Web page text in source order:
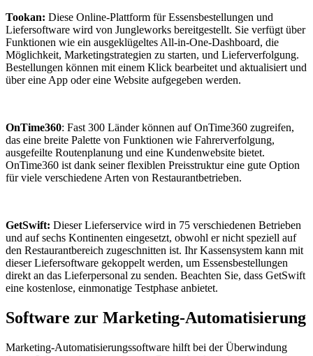
Tookan: Diese Online-Plattform für Essensbestellungen und
Liefersoftware wird von Jungleworks bereitgestellt. Sie verfügt über
Funktionen wie ein ausgeklügeltes All-in-One-Dashboard, die
Möglichkeit, Marketingstrategien zu starten, und Lieferverfolgung.
Bestellungen können mit einem Klick bearbeitet und aktualisiert und
über eine App oder eine Website aufgegeben werden.
OnTime360: Fast 300 Länder können auf OnTime360 zugreifen,
das eine breite Palette von Funktionen wie Fahrerverfolgung,
ausgefeilte Routenplanung und eine Kundenwebsite bietet.
OnTime360 ist dank seiner flexiblen Preisstruktur eine gute Option
für viele verschiedene Arten von Restaurantbetrieben.
GetSwift: Dieser Lieferservice wird in 75 verschiedenen Betrieben
und auf sechs Kontinenten eingesetzt, obwohl er nicht speziell auf
den Restaurantbereich zugeschnitten ist. Ihr Kassensystem kann mit
dieser Liefersoftware gekoppelt werden, um Essensbestellungen
direkt an das Lieferpersonal zu senden. Beachten Sie, dass GetSwift
eine kostenlose, einmonatige Testphase anbietet.
Software zur Marketing-Automatisierung
Marketing-Automatisierungssoftware hilft bei der Überwindung